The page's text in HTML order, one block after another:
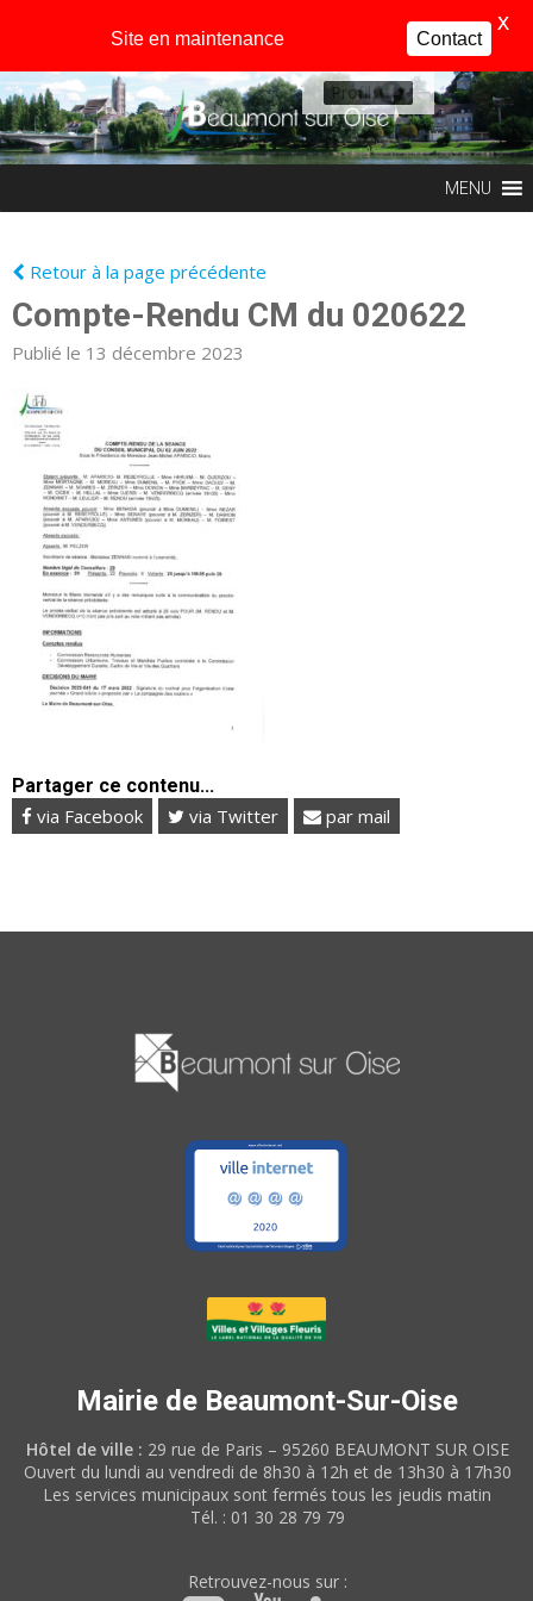
Profil
MENU
Retour à la page précédente
Compte-Rendu CM du 020622
Publié le 13 décembre 2023
Partager ce contenu...
via Facebook via Twitter par mail
Mairie de Beaumont-Sur-Oise
Hôtel de ville : 29 rue de Paris – 95260 BEAUMONT SUR OISE
Ouvert du lundi au vendredi de 8h30 à 12h et de 13h30 à 17h30
Les services municipaux sont fermés tous les jeudis matin
Tél. : 01 30 28 79 79
Retrouvez-nous sur :
Site en maintenance Contact
X